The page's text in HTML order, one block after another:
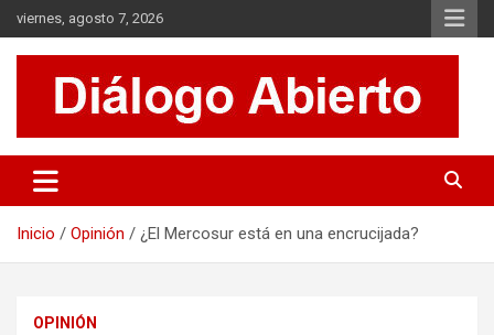
Saltar
al
contenido
viernes, agosto 7, 2026
Diálogo Abierto
Se tratan diversos temas de actualidad buscando hacer un
aporte a la sociedad, brindando información relevante de lo que
Inicio Opinión ¿El Mercosur está en una encrucijada?
OPINIÓN